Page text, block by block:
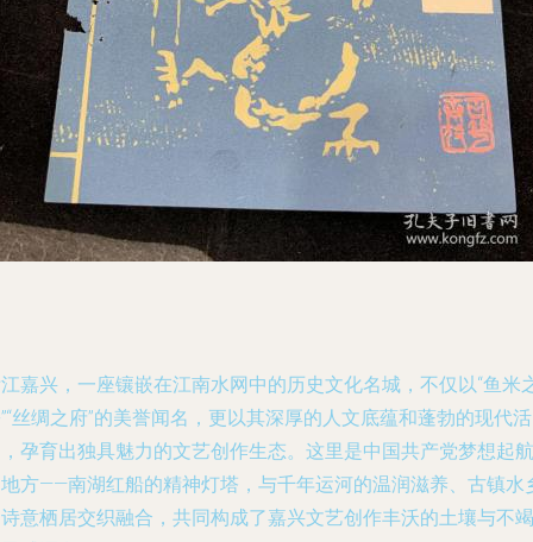
嘉兴，一座镶嵌在江南水网中的历史文化名城，不仅以“鱼米
丝绸之府”的美誉闻名，更以其深厚的人文底蕴和蓬勃的现代活
孕育出独具魅力的文艺创作生态。这里是中国共产党梦想起航
方——南湖红船的精神灯塔，与千年运河的温润滋养、古镇水
意栖居交织融合，共同构成了嘉兴文艺创作丰沃的土壤与不竭